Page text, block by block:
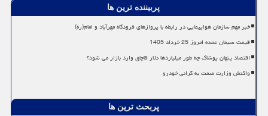
پربیننده ترین ها
خبر مهم سازمان هواپیمایی در رابطه با پروازهای فرودگاه مهرآباد و امام(ره)
قیمت سیمان عمده امروز 25 خرداد 1405
اقتصاد پنهان پوشاک چه طور میلیاردها دلار قاچاق وارد بازار می شود؟
واکنش وزارت صمت به گرانی خودرو
پربحث ترین ها